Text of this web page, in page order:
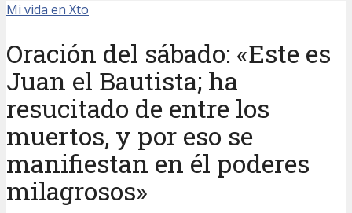
Mi vida en Xto
Oración del sábado: «Este es
Juan el Bautista; ha
resucitado de entre los
muertos, y por eso se
manifiestan en él poderes
milagrosos»